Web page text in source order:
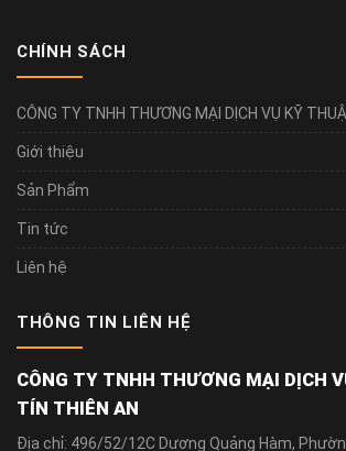
CHÍNH SÁCH
CÔNG TY TNHH THƯƠNG MẠI DỊCH VỤ KỸ
Giới thiệu
Sản Phẩm
Tin tức
Liên hệ
THÔNG TIN LIÊN HỆ
CÔNG TY TNHH THƯƠNG MẠI DỊCH
TÍN THIÊN AN
Địa chỉ: 496/52/12C Dương Quảng Hàm,